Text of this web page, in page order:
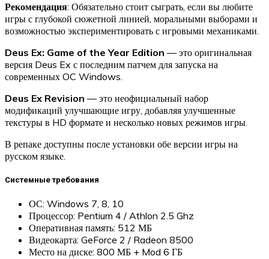
Рекомендация: Обязательно стоит сыграть, если вы любите
игры с глубокой сюжетной линией, моральными выборами и
возможностью экспериментировать с игровыми механиками.
Deus Ex: Game of the Year Edition — это оригинальная
версия Deus Ex с последним патчем для запуска на
современных OC Windows.
Deus Ex Revision — это неофициальный набор
модификаций улучшающие игру, добавляя улучшенные
текстуры в HD формате и несколько новых режимов игры.
В репаке доступны после установки обе версии игры на
русском языке.
Системные требования
ОС: Windows 7, 8, 10
Процессор: Pentium 4 / Athlon 2.5 Ghz
Оперативная память: 512 МБ
Видеокарта: GeForce 2 / Radeon 8500
Место на диске: 800 МБ + Mod 6 ГБ